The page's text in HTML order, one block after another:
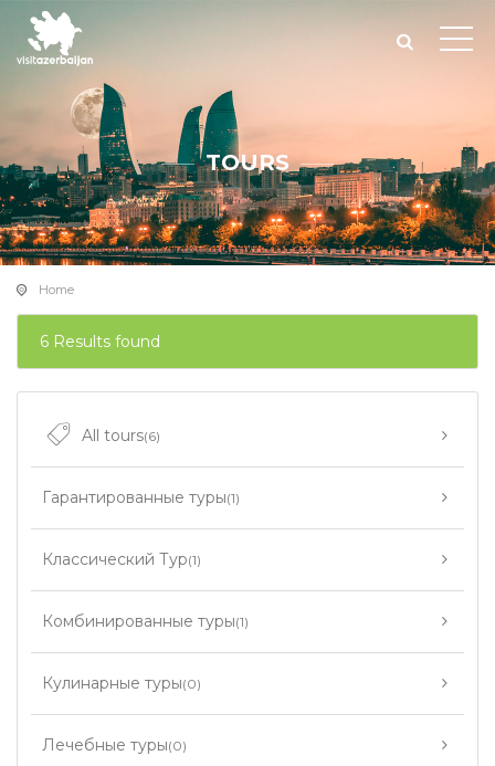
TOURS
Home
6 Results found
All tours(6)
Гарантированные туры(1)
Классический Тур(1)
Комбинированные туры(1)
Кулинарные туры(0)
Лечебные туры(0)